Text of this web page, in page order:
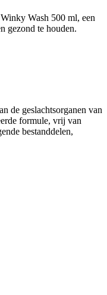
Wash 500 ml, een
gezond te houden.
de geslachtsorganen van
formule, vrij van
bestanddelen,